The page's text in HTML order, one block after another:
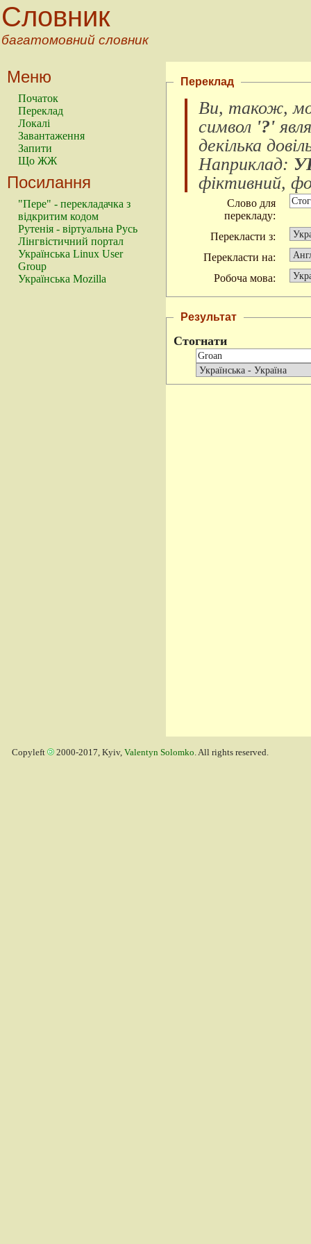
Словник
багатомовний словник
Меню
Початок
Переклад
Локалі
Завантаження
Запити
Що ЖЖ
Посилання
"Пере" - перекладачка з
відкритим кодом
Рутенія - віртуальна Русь
Лінгвістичний портал
Українська Linux User
Group
Українська Mozilla
Переклад
Ви, також,
символ '?'
декілька
Наприклад:
фіктивний,
Слово для
перекладу:
Перекласти з:
Перекласти на:
Робоча мова:
Результат
Стогнати
Copyleft 2000-2017, Kyiv, Valentyn Solomko. All rights reserved.